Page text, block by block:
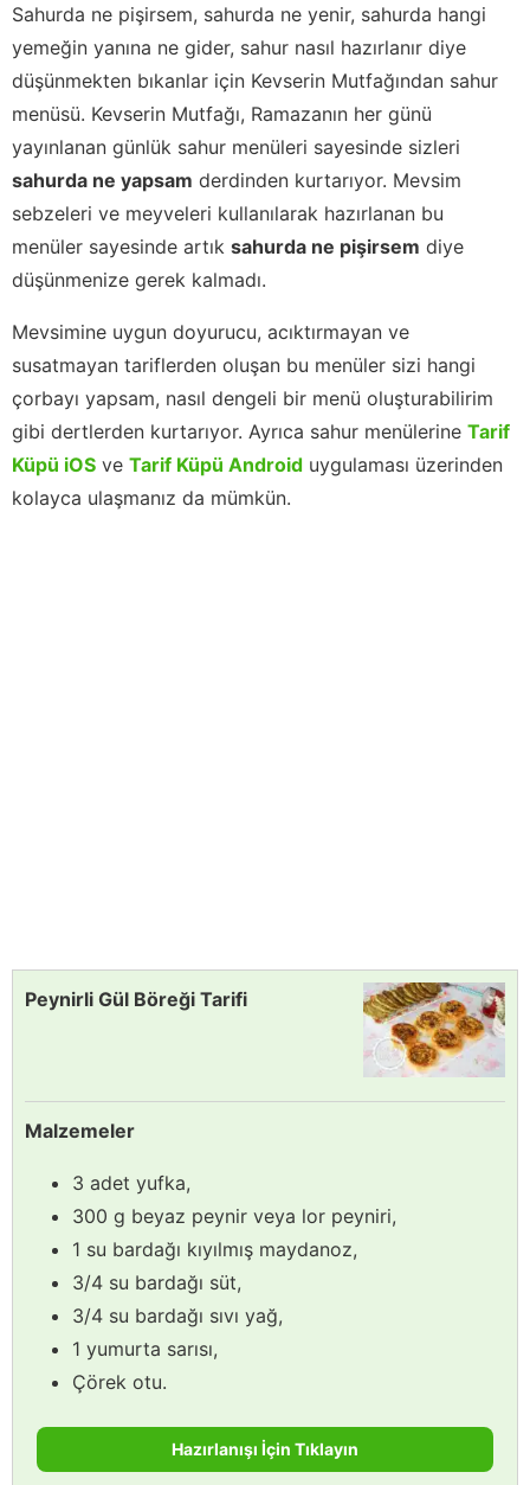
Sahurda ne pişirsem, sahurda ne yenir, sahurda hangi
yemeğin yanına ne gider, sahur nasıl hazırlanır diye
düşünmekten bıkanlar için Kevserin Mutfağından sahur
menüsü. Kevserin Mutfağı, Ramazanın her günü
yayınlanan günlük sahur menüleri sayesinde sizleri
sahurda ne yapsam derdinden kurtarıyor. Mevsim
sebzeleri ve meyveleri kullanılarak hazırlanan bu
menüler sayesinde artık sahurda ne pişirsem diye
düşünmenize gerek kalmadı.
Mevsimine uygun doyurucu, acıktırmayan ve
susatmayan tariflerden oluşan bu menüler sizi hangi
çorbayı yapsam, nasıl dengeli bir menü oluşturabilirim
gibi dertlerden kurtarıyor. Ayrıca sahur menülerine Tarif
Küpü iOS ve Tarif Küpü Android uygulaması üzerinden
kolayca ulaşmanız da mümkün.
Peynirli Gül Böreği Tarifi
Malzemeler
3 adet yufka,
300 g beyaz peynir veya lor peyniri,
1 su bardağı kıyılmış maydanoz,
3/4 su bardağı süt,
3/4 su bardağı sıvı yağ,
1 yumurta sarısı,
Çörek otu.
Hazırlanışı İçin Tıklayın